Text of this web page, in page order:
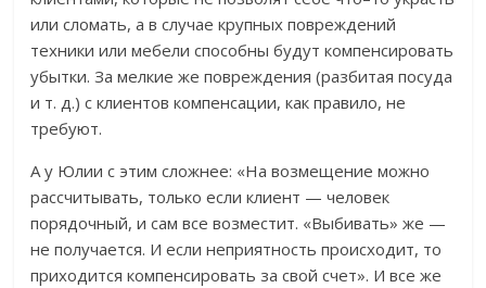
или сломать, а в случае крупных повреждений
техники или мебели способны будут компенсировать
убытки. За мелкие же повреждения (разбитая посуда
и т. д.) с клиентов компенсации, как правило, не
требуют.
А у Юлии с этим сложнее: «На возмещение можно
рассчитывать, только если клиент — человек
порядочный, и сам все возместит. «Выбивать» же —
не получается. И если неприятность происходит, то
приходится компенсировать за свой счет». И все же